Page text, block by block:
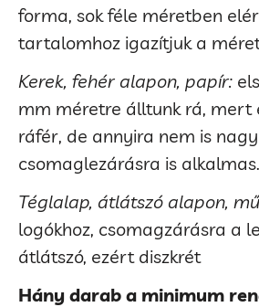
forma, sok féle méretben
tartalomhoz igazítjuk a
Kerek, fehér alapon, papír:
mm méretre álltunk rá, mert
ráfér, de annyira nem is
csomaglezárásra is alkalmas.
Téglalap, átlátszó alapon,
logókhoz, csomagzárásra a
átlátszó, ezért diszkrét
Hány darab a minimum